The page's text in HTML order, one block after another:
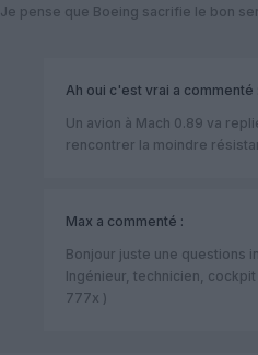
Je pense que Boeing sacrifie le bon
Ah oui c'est vrai a commenté :
Un avion à Mach 0.89 va
rencontrer la moindre
Max a commenté :
Bonjour juste une questions
Ingénieur, technicien,
777x )